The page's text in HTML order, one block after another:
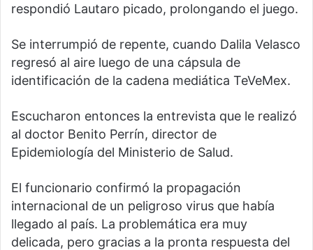
respondió Lautaro picado, prolongando el juego.
Se interrumpió de repente, cuando Dalila Velasco
regresó al aire luego de una cápsula de
identificación de la cadena mediática TeVeMex.
Escucharon entonces la entrevista que le realizó
al doctor Benito Perrín, director de
Epidemiología del Ministerio de Salud.
El funcionario confirmó la propagación
internacional de un peligroso virus que había
llegado al país. La problemática era muy
delicada, pero gracias a la pronta respuesta del